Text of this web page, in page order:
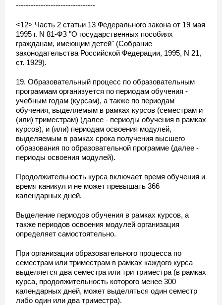
--------------------------------
<12> Часть 2 статьи 13 Федерального закона от 19 мая
1995 г. N 81-ФЗ "О государственных пособиях
гражданам, имеющим детей" (Собрание
законодательства Российской Федерации, 1995, N 21,
ст. 1929).
19. Образовательный процесс по образовательным
программам организуется по периодам обучения -
учебным годам (курсам), а также по периодам
обучения, выделяемым в рамках курсов (семестрам и
(или) триместрам) (далее - периоды обучения в рамках
курсов), и (или) периодам освоения модулей,
выделяемым в рамках срока получения высшего
образования по образовательной программе (далее -
периоды освоения модулей).
Продолжительность курса включает время обучения и
время каникул и не может превышать 366
календарных дней.
Выделение периодов обучения в рамках курсов, а
также периодов освоения модулей организация
определяет самостоятельно.
При организации образовательного процесса по
семестрам или триместрам в рамках каждого курса
выделяется два семестра или три триместра (в рамках
курса, продолжительность которого менее 300
календарных дней, может выделяться один семестр
либо один или два триместра).